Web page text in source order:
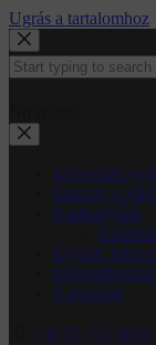
Ugrás a tartalomhoz
Eljegyzési
Eternity
Karikagyűrű
Egyedi
Kapcsolat
+36 70 771 6651